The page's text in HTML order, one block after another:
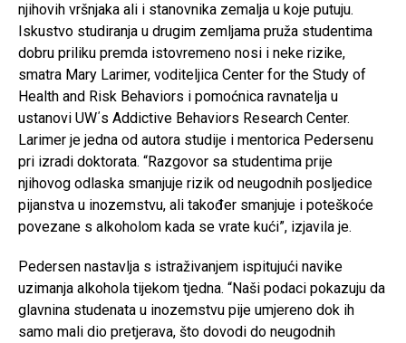
njihovih vršnjaka ali i stanovnika zemalja u koje putuju.
Iskustvo studiranja u drugim zemljama pruža studentima
dobru priliku premda istovremeno nosi i neke rizike,
smatra Mary Larimer, voditeljica Center for the Study of
Health and Risk Behaviors i pomoćnica ravnatelja u
ustanovi UW΄s Addictive Behaviors Research Center.
Larimer je jedna od autora studije i mentorica Pedersenu
pri izradi doktorata. “Razgovor sa studentima prije
njihovog odlaska smanjuje rizik od neugodnih posljedice
pijanstva u inozemstvu, ali također smanjuje i poteškoće
povezane s alkoholom kada se vrate kući”, izjavila je.
Pedersen nastavlja s istraživanjem ispitujući navike
uzimanja alkohola tijekom tjedna. “Naši podaci pokazuju da
glavnina studenata u inozemstvu pije umjereno dok ih
samo mali dio pretjerava, što dovodi do neugodnih